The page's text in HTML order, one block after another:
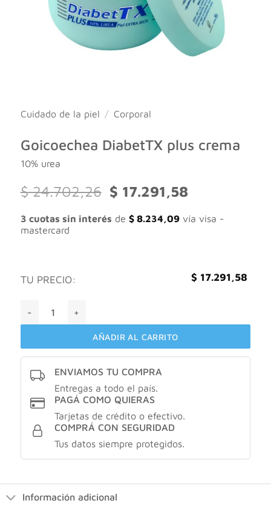
Cuidado de la piel / Corporal
Goicoechea DiabetTX plus crema
10% urea
$24.702,26
El
precio
original
era:
$ 17.291,58El
precio
es:
3 cuotas sin interés de $8.234,09vía visa -
mastercard
TU PRECIO: $ 17.291,58
AÑADIR AL CARRITO
ENVIAMOS TU COMPRA
Entregas a todo el país.
PAGÁ COMO QUIERAS
Tarjetas de crédito o efectivo.
COMPRÁ CON SEGURIDAD
Tus datos siempre protegidos.
Información adicional